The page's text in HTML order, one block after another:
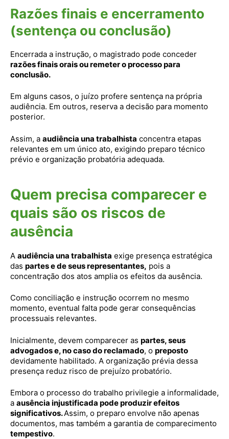
Razões finais e encerramento
(sentença ou conclusão)
Encerrada a instrução, o magistrado pode conceder
razões finais orais ou remeter o processo para
conclusão.
Em alguns casos, o juízo profere sentença na própria
audiência. Em outros, reserva a decisão para momento
posterior.
Assim, a audiência una trabalhista concentra etapas
relevantes em um único ato, exigindo preparo técnico
prévio e organização probatória adequada.
Quem precisa comparecer e
quais são os riscos de
ausência
A audiência una trabalhista exige presença estratégica
das partes e de seus representantes, pois a
concentração dos atos amplia os efeitos da ausência.
Como conciliação e instrução ocorrem no mesmo
momento, eventual falta pode gerar consequências
processuais relevantes.
Inicialmente, devem comparecer as partes, seus
advogados e, no caso do reclamado, o preposto
devidamente habilitado. A organização prévia dessa
presença reduz risco de prejuízo probatório.
Embora o processo do trabalho privilegie a informalidade,
a ausência injustificada pode produzir efeitos
significativos.Assim, o preparo envolve não apenas
documentos, mas também a garantia de comparecimento
tempestivo.